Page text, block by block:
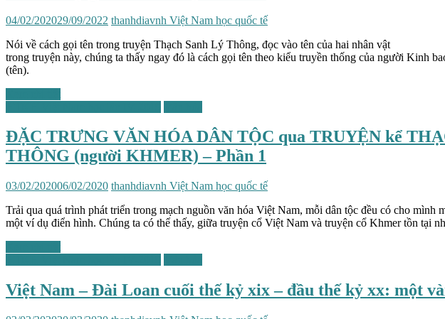
04/02/202029/09/2022 thanhdiavnh Việt Nam học quốc tế
Nói về cách gọi tên trong truyện Thạch Sanh Lý Thông, đọc vào tên của hai nhân vật
trong truyện này, chúng ta thấy ngay đó là cách gọi tên theo kiểu truyền thống của người Kinh
(tên).
ĐẶC TRƯNG VĂN HÓA DÂN TỘC qua TRUYỆN kể
THÔNG (người KHMER) – Phần 1
03/02/202006/02/2020 thanhdiavnh Việt Nam học quốc tế
Trải qua quá trình phát triển trong mạch nguồn văn hóa Việt Nam, mỗi dân tộc đều có cho
một ví dụ điển hình. Chúng ta có thể thấy, giữa truyện cổ Việt Nam và truyện cổ Khmer tồn tại
Việt Nam – Đài Loan cuối thế kỷ xix – đầu thế kỷ xx: một